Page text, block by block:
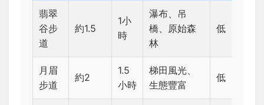
翡翠
谷步
道
約1.5
1小
時
瀑布、吊
橋、原始森
林
低
月眉
步道
約2
1.5
小時
梯田風光、
生態豐富
低